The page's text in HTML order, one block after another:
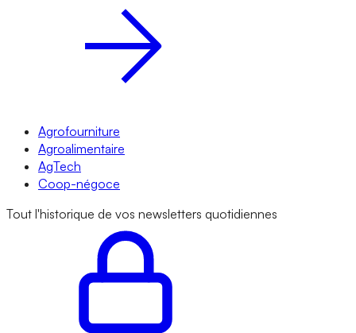
Agrofourniture
Agroalimentaire
AgTech
Coop-négoce
Tout l'historique de vos newsletters quotidiennes